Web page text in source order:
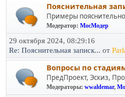
Пояснительная
Примеры
Модератор: МосМодер
29 октября 2024, 08:29:16
Re: Пояснительная записк... от
Вопросы по
ПредПроект, Эскиз,
Модераторы: wwaldemar,